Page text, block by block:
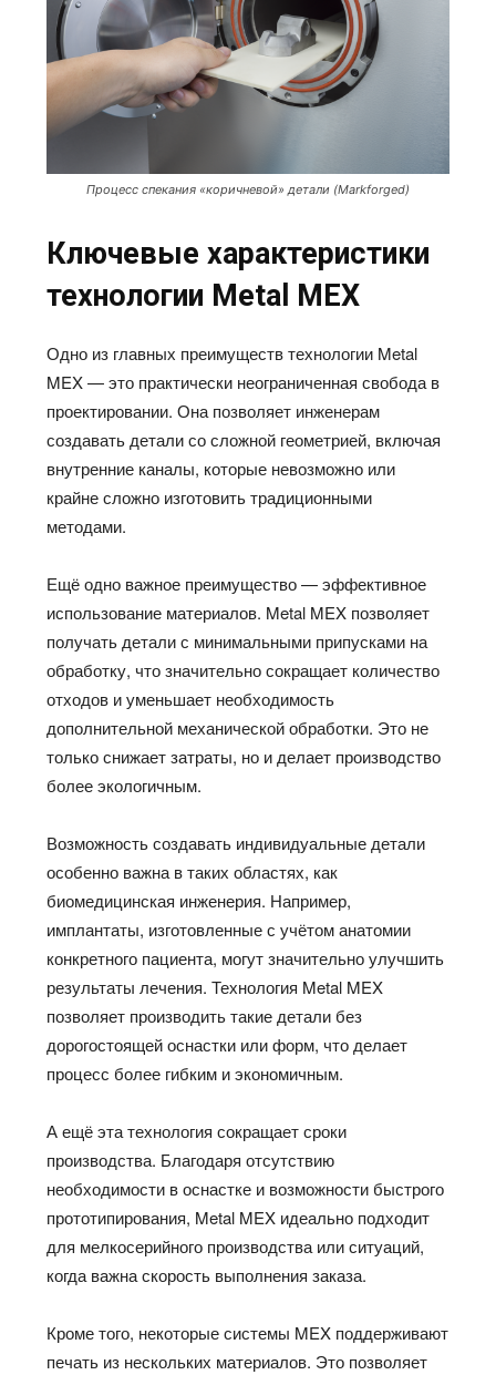
Процесс спекания «коричневой» детали (Markforged)
Ключевые характеристики
технологии Metal MEX
Одно из главных преимуществ технологии Metal
MEX — это практически неограниченная свобода в
проектировании. Она позволяет инженерам
создавать детали со сложной геометрией, включая
внутренние каналы, которые невозможно или
крайне сложно изготовить традиционными
методами.
Ещё одно важное преимущество — эффективное
использование материалов. Metal MEX позволяет
получать детали с минимальными припусками на
обработку, что значительно сокращает количество
отходов и уменьшает необходимость
дополнительной механической обработки. Это не
только снижает затраты, но и делает производство
более экологичным.
Возможность создавать индивидуальные детали
особенно важна в таких областях, как
биомедицинская инженерия. Например,
имплантаты, изготовленные с учётом анатомии
конкретного пациента, могут значительно улучшить
результаты лечения. Технология Metal MEX
позволяет производить такие детали без
дорогостоящей оснастки или форм, что делает
процесс более гибким и экономичным.
А ещё эта технология сокращает сроки
производства. Благодаря отсутствию
необходимости в оснастке и возможности быстрого
прототипирования, Metal MEX идеально подходит
для мелкосерийного производства или ситуаций,
когда важна скорость выполнения заказа.
Кроме того, некоторые системы MEX поддерживают
печать из нескольких материалов. Это позволяет